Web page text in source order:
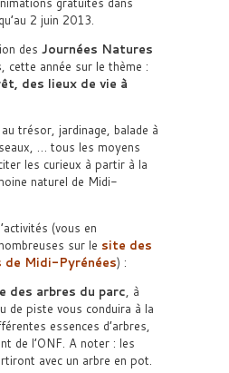
2 juin 2013.
des Journées Natures
, cette année sur le thème :
des lieux de vie à
trésor, jardinage, balade à
… tous les moyens
les curieux à partir à la
naturel de Midi-
(vous en
sur le site des
de Midi-Pyrénées) :
des arbres du parc, à
de piste vous conduira à la
essences d’arbres,
de l’ONF. A noter : les
avec un arbre en pot.